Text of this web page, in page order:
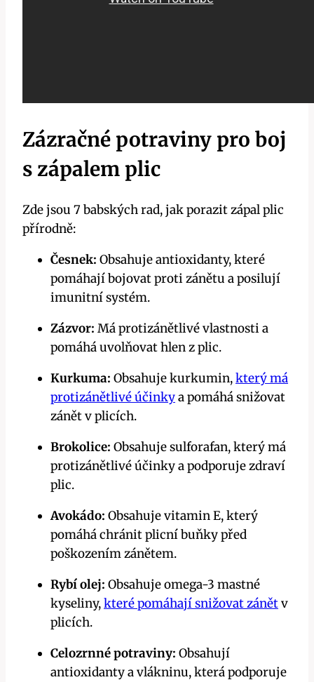
Zázračné potraviny pro boj
s zápalem plic
Zde jsou 7 babských rad, jak porazit zápal plic
přírodně:
Česnek: Obsahuje antioxidanty, které
pomáhají bojovat proti zánětu a posilují
imunitní systém.
Zázvor: Má protizánětlivé vlastnosti a
pomáhá uvolňovat hlen z plic.
Kurkuma: Obsahuje kurkumin,který má
protizánětlivé účinkya pomáhá snižovat
zánět v plicích.
Brokolice: Obsahuje sulforafan, který má
protizánětlivé účinky a podporuje zdraví
plic.
Avokádo: Obsahuje vitamin E, který
pomáhá chránit plicní buňky před
poškozením zánětem.
Rybí olej: Obsahuje omega-3 mastné
kyseliny,které pomáhají snižovat zánětv
plicích.
Celozrnné potraviny: Obsahují
antioxidanty a vlákninu, která podporuje